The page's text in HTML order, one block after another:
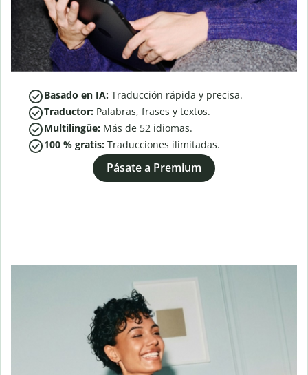
Basado en IA: Traducción rápida y precisa.
Traductor: Palabras, frases y textos.
Multilingüe: Más de 52 idiomas.
100 % gratis: Traducciones ilimitadas.
Pásate a Premium